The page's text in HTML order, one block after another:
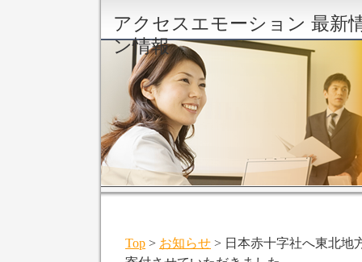
アクセスエモーション 最新
ン情報
Top > お知らせ > 日本赤十字社へ東北地